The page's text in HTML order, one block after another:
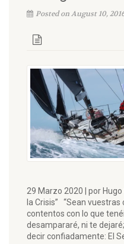
Posted on August 10,
29 Marzo 2020 | por
la Crisis” “Sean
contentos con lo que
desampararé, ni te
decir confiadamente: El